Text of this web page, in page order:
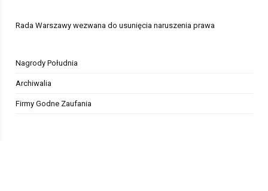
Rada Warszawy wezwana do usunięcia naruszenia prawa
Nagrody Południa
Archiwalia
Firmy Godne Zaufania